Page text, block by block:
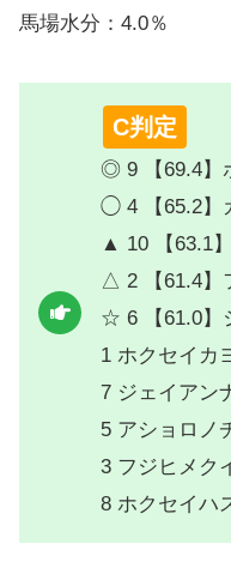
馬場水分：4.0％
C判定
◎ 9 【69.4】
◯ 4 【65.2】
▲ 10 【63.1
△ 2 【61.4】
☆ 6 【61.0】
1 ホクセイカ
7 ジェイアン
5 アショロノ
3 フジヒメク
8 ホクセイハ